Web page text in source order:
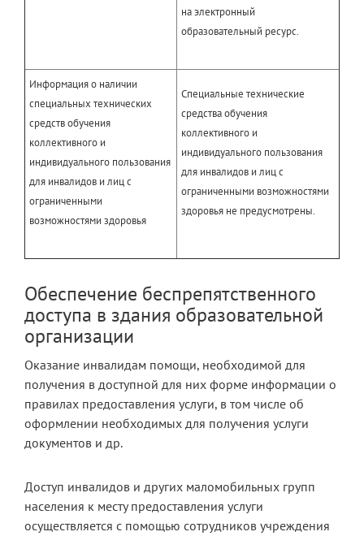
на электронный
образовательный ресурс.
Информация о наличии
специальных технических
средств обучения
коллективного и
индивидуального пользования
для инвалидов и лиц с
ограниченными
возможностями здоровья
Специальные технические
средства обучения
коллективного и
индивидуального пользования
для инвалидов и лиц с
ограниченными возможностями
здоровья не предусмотрены.
Обеспечение беспрепятственного
доступа в здания образовательной
организации
Оказание инвалидам помощи, необходимой для
получения в доступной для них форме информации о
правилах предоставления услуги, в том числе об
оформлении необходимых для получения услуги
документов и др.
Доступ инвалидов и других маломобильных групп
населения к месту предоставления услуги
осуществляется с помощью сотрудников учреждения